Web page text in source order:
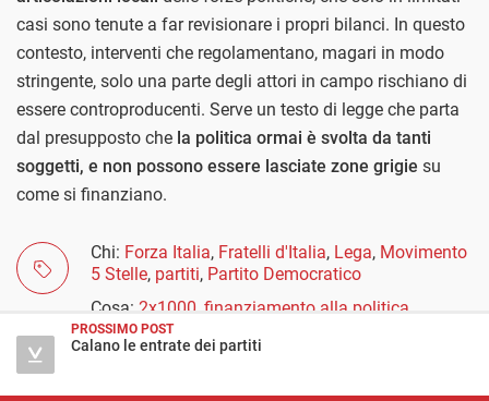
PROSSIMO POST
Calano le entrate dei partiti
casi sono tenute a far revisionare i propri bilanci. In questo
contesto, interventi che regolamentano, magari in modo
stringente, solo una parte degli attori in campo rischiano di
essere controproducenti. Serve un testo di legge che parta
dal presupposto che la politica ormai è svolta da tanti
soggetti, e non possono essere lasciate zone grigie su
come si finanziano.
Chi: Forza Italia, Fratelli d'Italia, Lega, Movimento
5 Stelle, partiti, Partito Democratico
Cosa: 2x1000 finanziamento alla politica
finanziamento privato ai partiti
pubblico ai partiti,Mappe del potere